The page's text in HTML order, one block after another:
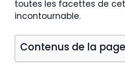
toutes les facettes de
incontournable.
Contenus de la page